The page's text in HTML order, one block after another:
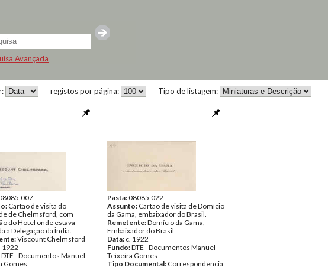
Avançada
Tipo de listagem:
registos por página:
Cartão de visita do
de Chelmsford, com
do Hotel onde estava
a Delegação da Índia.
Viscount Chelmsford
1922
DTE - Documentos Manuel
Gomes
Pasta:08085.022
Assunto: Cartão de visita de Domício
da Gama, embaixador do Brasil.
Remetente:Domício da Gama,
Embaixador do Brasil
Data: c. 1922
Fundo:DTE - Documentos Manuel
Teixeira Gomes
Tipo Documental: Correspondencia